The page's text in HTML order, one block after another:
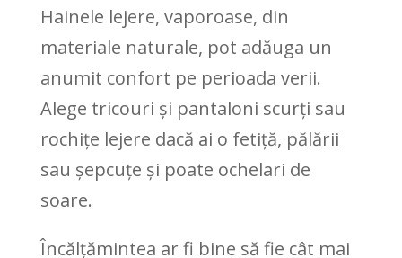
Hainele lejere, vaporoase, din
materiale naturale, pot adăuga un
anumit confort pe perioada verii.
Alege tricouri și pantaloni scurți sau
rochițe lejere dacă ai o fetiță, pălării
sau șepcuțe și poate ochelari de
soare.
Încălțămintea ar fi bine să fie cât mai